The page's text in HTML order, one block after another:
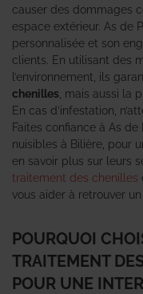
causer des dommages
espace extérieur. As de
personnalisée et son
clients. En utilisant des
l’environnement, ils
chenilles , mais aussi la
En cas d’infestation,
Faites confiance à As
nuisibles à Bilière, pour
en savoir plus sur leurs
traitement des chenilles
vous aider à retrouver
POURQUOI
TRAITEMENT
POUR UNE